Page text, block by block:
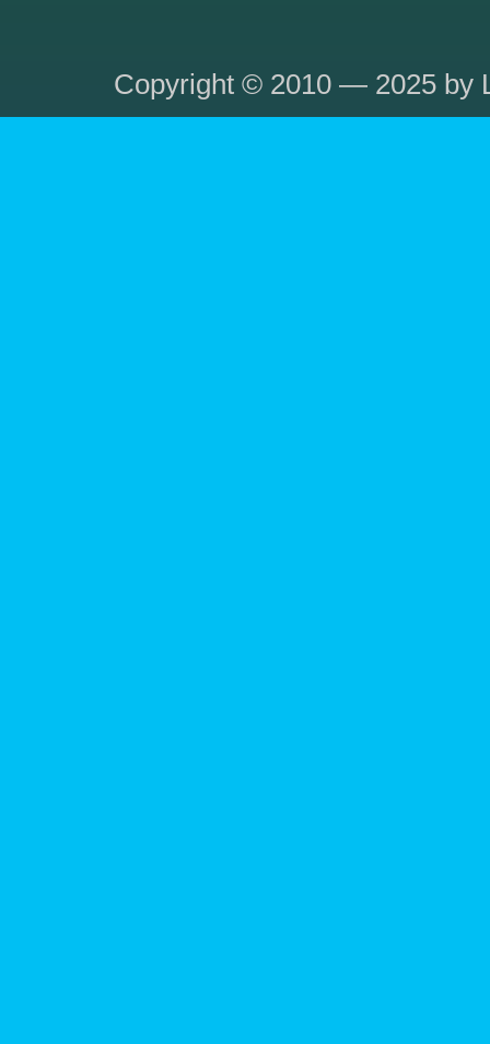
Copyright © 2010 — 2025 by